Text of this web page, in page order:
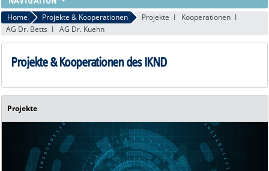
Home Projekte & Kooperationen Projekte
Kooperationen
AG Dr. Betts
AG Dr. Kuehn
Projekte & Kooperationen des IKND
Projekte